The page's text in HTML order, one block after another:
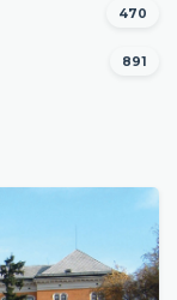
470
891